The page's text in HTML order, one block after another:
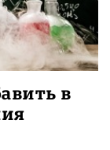
в